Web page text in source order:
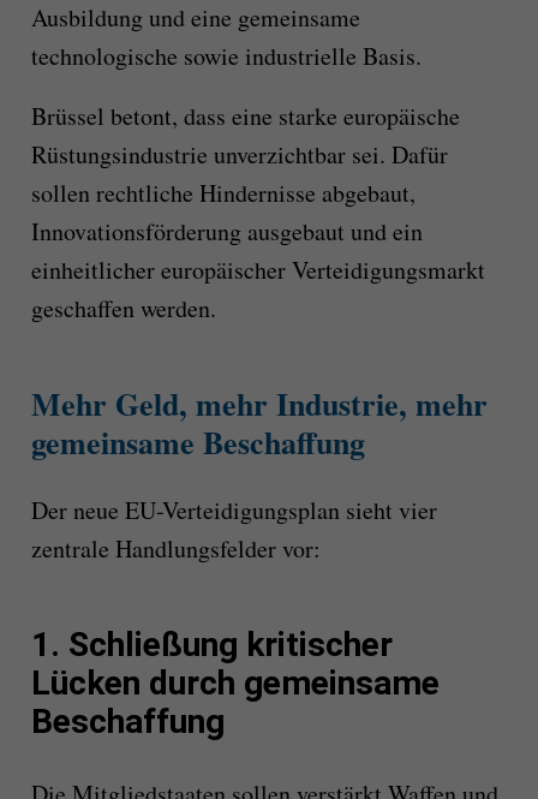
Ausbildung und eine gemeinsame
technologische sowie industrielle Basis.
Brüssel betont, dass eine starke europäische
Rüstungsindustrie unverzichtbar sei. Dafür
sollen rechtliche Hindernisse abgebaut,
Innovationsförderung ausgebaut und ein
einheitlicher europäischer Verteidigungsmarkt
geschaffen werden.
Mehr Geld, mehr Industrie, mehr
gemeinsame Beschaffung
Der neue EU-Verteidigungsplan sieht vier
zentrale Handlungsfelder vor:
1. Schließung kritischer
Lücken durch gemeinsame
Beschaffung